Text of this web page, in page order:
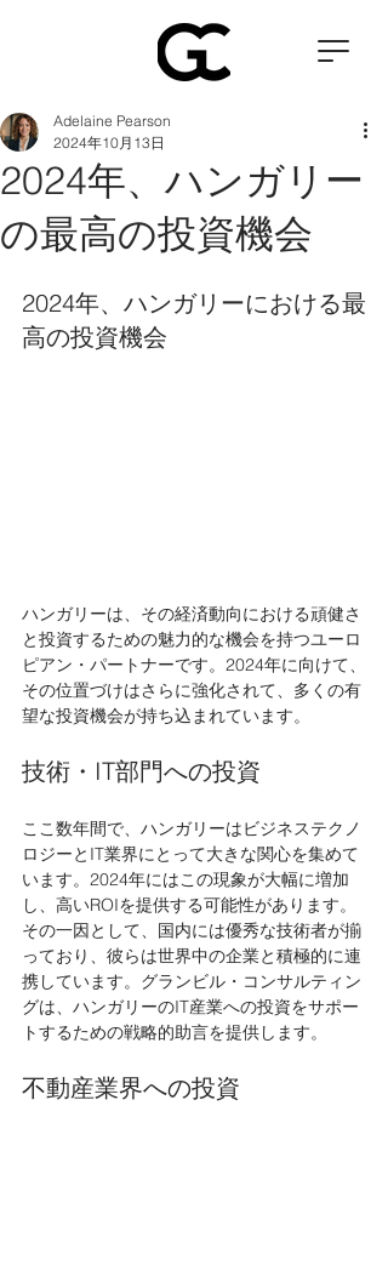
2024年、ハンガリー
の最高の投資機会
Adelaine Pearson
2024年10月13日
2024年、ハンガリーにおける最
高の投資機会
ハンガリーは、その経済動向における頑健さ
と投資するための魅力的な機会を持つユーロ
ピアン・パートナーです。2024年に向けて、
その位置づけはさらに強化されて、多くの有
望な投資機会が持ち込まれています。
技術・IT部門への投資
ここ数年間で、ハンガリーはビジネステクノ
ロジーとIT業界にとって大きな関心を集めて
います。2024年にはこの現象が大幅に増加
し、高いROIを提供する可能性があります。
その一因として、国内には優秀な技術者が揃
っており、彼らは世界中の企業と積極的に連
携しています。グランビル・コンサルティン
グは、ハンガリーのIT産業への投資をサポー
トするための戦略的助言を提供します。
不動産業界への投資